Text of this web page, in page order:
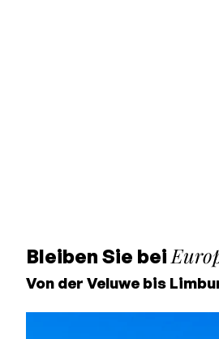
Bleiben Sie bei
Von der Veluwe bis